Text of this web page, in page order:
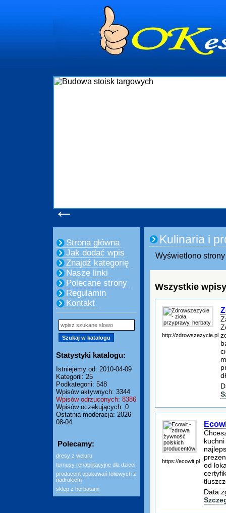
←
Strona główna
Jak dodać wpis
Znajdź kategorię
Nasze linki
Polecane strony
Regulamin
Kontakt
Statystyki katalogu:
Istniejemy od: 2010-04-09
Kategorii: 25
Podkategorii: 548
Wpisów aktywnych: 3344
Wpisów odrzuconych: 8386
Wpisów oczekujących: 0
Ostatnia moderacja: 2026-
08-04
Polecamy:
dresy z weluru
turnusy rehabilitacyjne dla dzieci
producent opakowań foliowych z
nadrukiem
sklep z herbatami
Kulinaria i
Wyświetlono
Wszystkie
http://zdrowszezycie.pl
https://ecowit.pl
od
Data